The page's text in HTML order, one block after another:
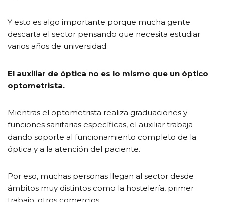
Y esto es algo importante porque mucha gente
descarta el sector pensando que necesita estudiar
varios años de universidad.
El auxiliar de óptica no es lo mismo que un óptico
optometrista.
Mientras el optometrista realiza graduaciones y
funciones sanitarias específicas, el auxiliar trabaja
dando soporte al funcionamiento completo de la
óptica y a la atención del paciente.
Por eso, muchas personas llegan al sector desde
ámbitos muy distintos como la hostelería, primer
trabajo, otros comercios…